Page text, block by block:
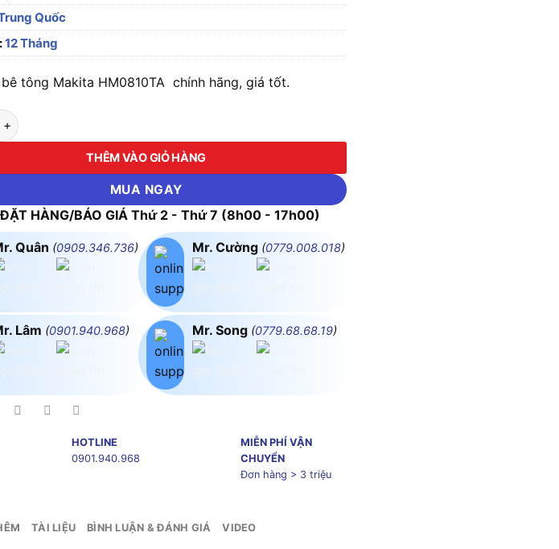
Quốc
12 Tháng
tông Makita HM0810TA chính hãng, giá tốt.
tông Makita HM0810TA số lượng
THÊM VÀO GIỎ HÀNG
MUA NGAY
ĐẶT HÀNG/BÁO GIÁ Thứ 2 - Thứ 7 (8h00 - 17h00)
Quân (0909.346.736)
Lâm (0901.940.968)
Mr. Cường (0779.008.018)
Mr. Song (0779.68.68.19)
HOTLINE
0901.940.968
MIỄN PHÍ VẬN
CHUYỂN
Đơn hàng > 3 triệu
TÀI LIỆU BÌNH LUẬN & ĐÁNH GIÁ VIDEO